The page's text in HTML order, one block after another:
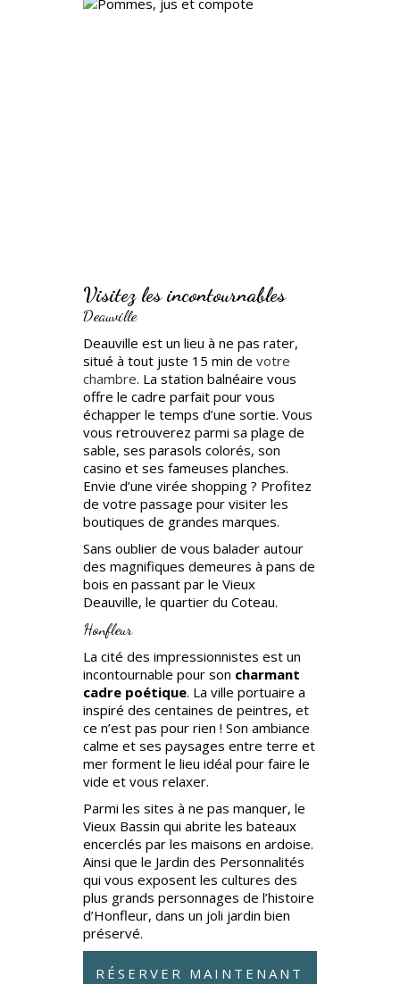
Visitez les incontournables
Deauville
Deauville est un lieu à ne pas rater,
situé à tout juste 15 min de votre
chambre. La station balnéaire vous
offre le cadre parfait pour vous
échapper le temps d’une sortie. Vous
vous retrouverez parmi sa plage de
sable, ses parasols colorés, son
casino et ses fameuses planches.
Envie d’une virée shopping ? Profitez
de votre passage pour visiter les
boutiques de grandes marques.
Sans oublier de vous balader autour
des magnifiques demeures à pans de
bois en passant par le Vieux
Deauville, le quartier du Coteau.
Honfleur
La cité des impressionnistes est un
incontournable pour son charmant
cadre poétique. La ville portuaire a
inspiré des centaines de peintres, et
ce n’est pas pour rien ! Son ambiance
calme et ses paysages entre terre et
mer forment le lieu idéal pour faire le
vide et vous relaxer.
Parmi les sites à ne pas manquer, le
Vieux Bassin qui abrite les bateaux
encerclés par les maisons en ardoise.
Ainsi que le Jardin des Personnalités
qui vous exposent les cultures des
plus grands personnages de l’histoire
d’Honfleur, dans un joli jardin bien
préservé.
RÉSERVER MAINTENANT